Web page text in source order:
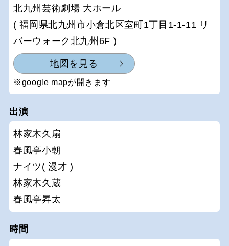
北九州芸術劇場 大ホール
( 福岡県北九州市小倉北区室町1丁目1-1-11 リ
バーウォーク北九州6F )
地図を見る
※google mapが開きます
出演
林家木久扇
春風亭小朝
ナイツ( 漫才 )
林家木久蔵
春風亭昇太
時間